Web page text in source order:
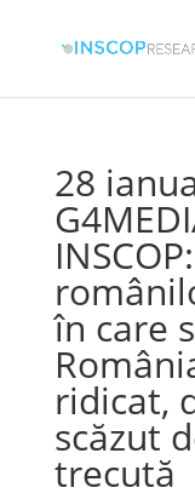
28
în care
ridicat,
scăzut
trecută